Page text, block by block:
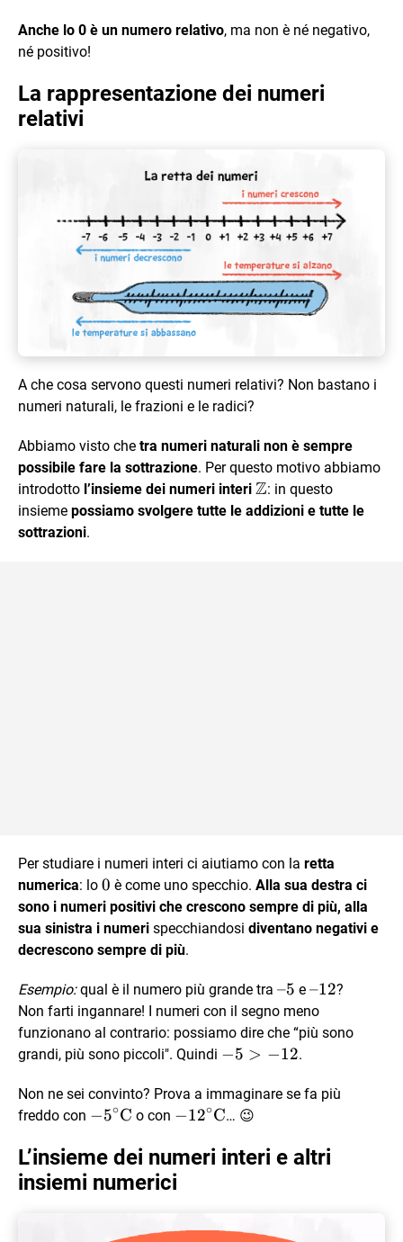
Anche lo 0 è un numero relativo, ma non è né negativo,
né positivo!
La rappresentazione dei numeri
relativi
A che cosa servono questi numeri relativi? Non bastano i
numeri naturali, le frazioni e le radici?
Abbiamo visto che tra numeri naturali non è sempre
possibile fare la sottrazione. Per questo motivo abbiamo
introdotto l’insieme dei numeri interi \mathbb{Z}
Z: in questo
insieme possiamo svolgere tutte le addizioni e tutte le
sottrazioni.
Per studiare i numeri interi ci aiutiamo con la retta
numerica: lo 0
0 è come uno specchio. Alla sua destra ci
sono i numeri positivi che crescono sempre di più, alla
sua sinistra i numeri specchiandosi diventano negativi e
decrescono sempre di più.
Esempio:qual è il numero più grande tra –
5
–5 e –
12
–12?
Non farti ingannare! I numeri con il segno meno
funzionano al contrario: possiamo dire che “più sono
grandi, più sono piccoli". Quindi -5
-12
−5 > −12.
Non ne sei convinto? Prova a immaginare se fa più
freddo con -5^\circ
−5∘C o con -12^\circ
−12∘C… 😉
L’insieme dei numeri interi e altri
insiemi numerici